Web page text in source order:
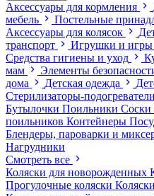
Аксессуары для кормления
мебель
Постельные
Аксессуары для колясок
транспорт
Игрушки и игры
Средства гигиены и уход
мам
Элементы
дома
Детская одежда
Стерилизаторы-подогреватели
Бутылочки Поильники Соски
поильников Контейнеры
Блендеры, пароварки и
Нагрудники
Смотреть все
Коляски для новорожденных
Прогулочные коляски